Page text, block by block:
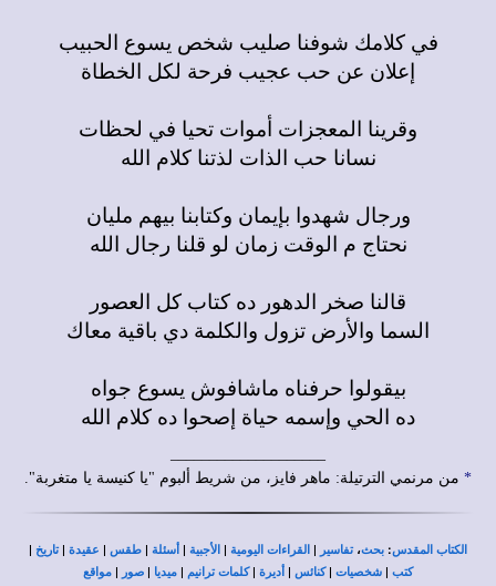
في كلامك شوفنا صليب شخص يسوع الحبيب
إعلان عن حب عجيب فرحة لكل الخطاة
وقرينا المعجزات أموات تحيا في لحظات
نسانا حب الذات لذتنا كلام الله
ورجال شهدوا بإيمان وكتابنا بيهم مليان
نحتاج م الوقت زمان لو قلنا رجال الله
قالنا صخر الدهور ده كتاب كل العصور
السما والأرض تزول والكلمة دي باقية معاك
بيقولوا حرفناه ماشافوش يسوع جواه
ده الحي وإسمه حياة إصحوا ده كلام الله
* من مرنمي الترتيلة: ماهر فايز، من شريط ألبوم "يا كنيسة يا متغربة".
الكتاب المقدس: بحث،تفاسير | القراءات اليومية | الأجبية | أسئلة | طقس | عقيدة |تاريخ |
كتب | شخصيات |كنائس | أديرة |كلمات ترانيم | ميديا | صور | مواقع